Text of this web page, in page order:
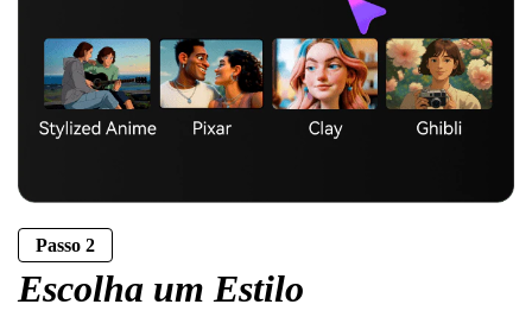
Passo 2
Escolha um Estilo